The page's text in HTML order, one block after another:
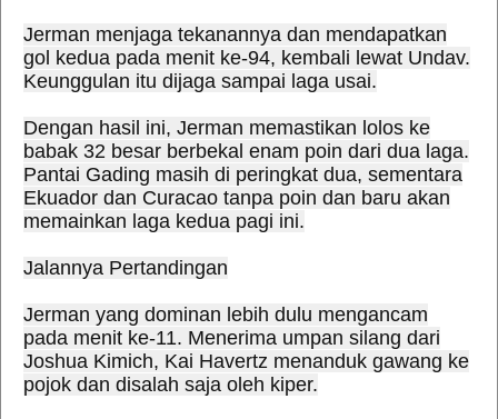
Jerman menjaga tekanannya dan mendapatkan
gol kedua pada menit ke-94, kembali lewat Undav.
Keunggulan itu dijaga sampai laga usai.
Dengan hasil ini, Jerman memastikan lolos ke
babak 32 besar berbekal enam poin dari dua laga.
Pantai Gading masih di peringkat dua, sementara
Ekuador dan Curacao tanpa poin dan baru akan
memainkan laga kedua pagi ini.
Jalannya Pertandingan
Jerman yang dominan lebih dulu mengancam
pada menit ke-11. Menerima umpan silang dari
Joshua Kimich, Kai Havertz menanduk gawang ke
pojok dan disalah saja oleh kiper.